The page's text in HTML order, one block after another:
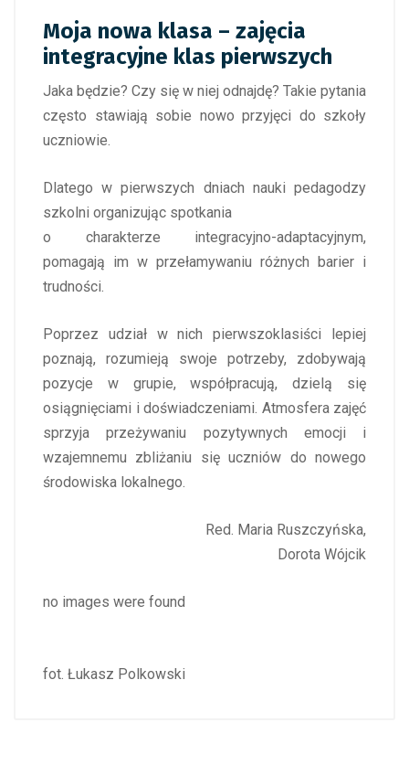
Moja nowa klasa – zajęcia
integracyjne klas pierwszych
Jaka będzie? Czy się w niej odnajdę? Takie pytania
często stawiają sobie nowo przyjęci do szkoły
uczniowie.
Dlatego w pierwszych dniach nauki pedagodzy
szkolni organizując spotkania
o charakterze integracyjno-adaptacyjnym,
pomagają im w przełamywaniu różnych barier i
trudności.
Poprzez udział w nich pierwszoklasiści lepiej
poznają, rozumieją swoje potrzeby, zdobywają
pozycje w grupie, współpracują, dzielą się
osiągnięciami i doświadczeniami. Atmosfera zajęć
sprzyja przeżywaniu pozytywnych emocji i
wzajemnemu zbliżaniu się uczniów do nowego
środowiska lokalnego.
Red. Maria Ruszczyńska,
Dorota Wójcik
no images were found
fot. Łukasz Polkowski